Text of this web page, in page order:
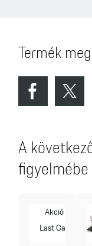
Termék
A
Akció
Last Call